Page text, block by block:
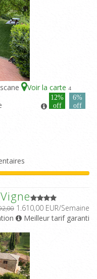
Voir la carte 4
12%
off
6%
off
1.610,00 EUR/Semaine
Meilleur tarif garanti